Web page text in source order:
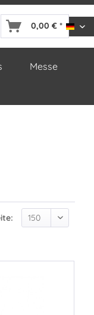
0,00 € *
Messe